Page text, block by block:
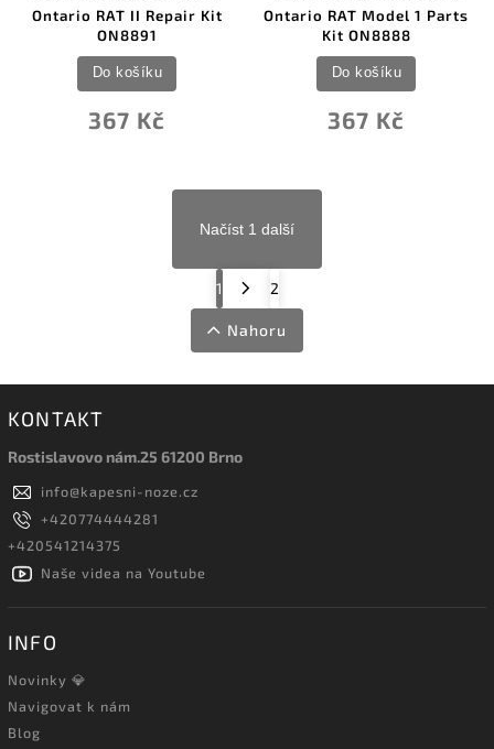
Ontario RAT II Repair Kit
ON8891
367 Kč
Do košíku
Ontario RAT Model 1 Parts
Kit ON8888
367 Kč
Do košíku
Načíst 1 další
1 2
Nahoru
KONTAKT
Rostislavovo nám.25 61200 Brno
info@kapesni-noze.cz
+420774444281
+420541214375
Naše videa na Youtube
INFO
Novinky 💎
Navigovat k nám
Blog